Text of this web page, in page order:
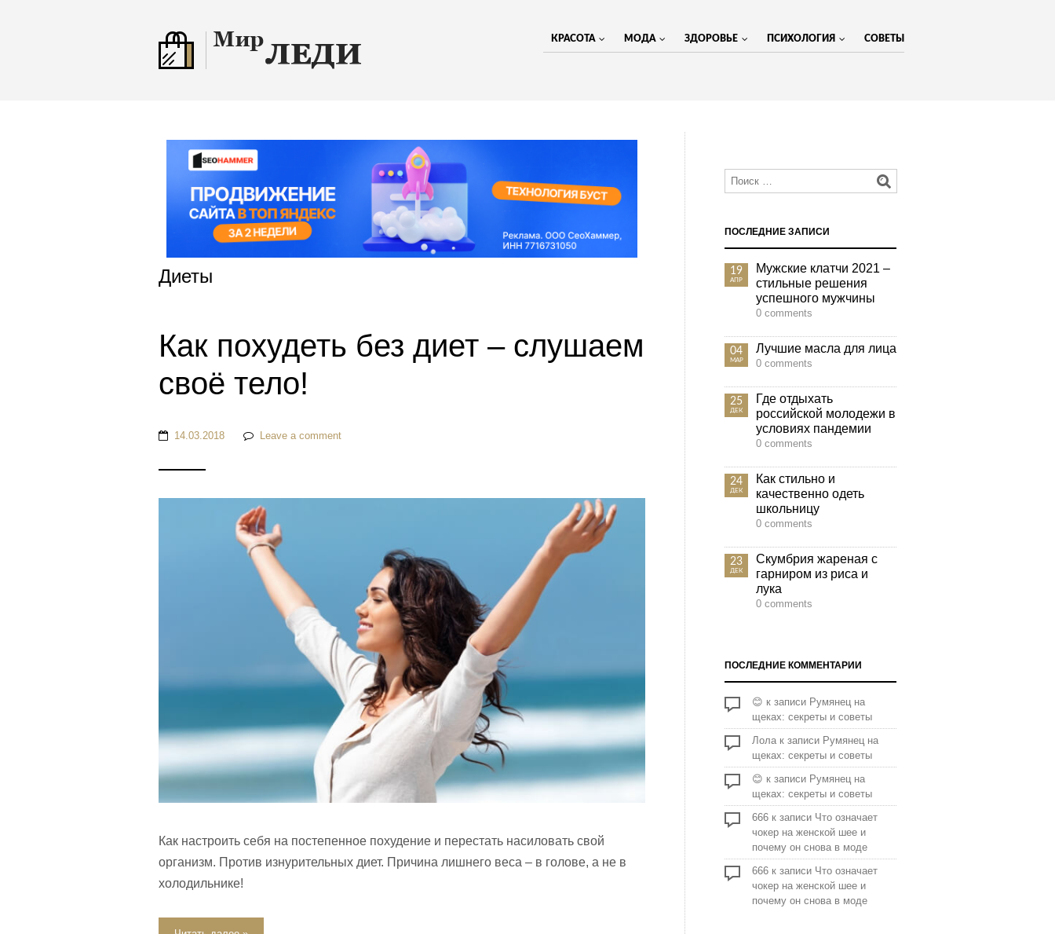
КРАСОТА МОДА ЗДОРОВЬЕ ПСИХОЛОГИЯ СОВЕТЫ
Диеты
Как похудеть без диет – слушаем
своё тело!
14.03.2018 Leave a comment
Как настроить себя на постепенное похудение и перестать насиловать свой
организм. Против изнурительных диет. Причина лишнего веса – в голове, а не в
холодильнике!
ПОСЛЕДНИЕ ЗАПИСИ
19
АПР
Мужские клатчи 2021 –
стильные решения
успешного мужчины
0 comments
04
МАР
Лучшие масла для лица
0 comments
25
ДЕК
Где отдыхать
российской молодежи в
условиях пандемии
0 comments
24
ДЕК
Как стильно и
качественно одеть
школьницу
0 comments
23
ДЕК
Скумбрия жареная с
гарниром из риса и
лука
0 comments
ПОСЛЕДНИЕ КОММЕНТАРИИ
😊 к записи Румянец на
щеках: секреты и советы
Лола к записи Румянец на
щеках: секреты и советы
😊 к записи Румянец на
щеках: секреты и советы
666 к записи Что означает
чокер на женской шее и
почему он снова в моде
666 к записи Что означает
чокер на женской шее и
почему он снова в моде